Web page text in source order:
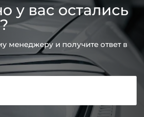
у вас остались
менеджеру и получите ответ в